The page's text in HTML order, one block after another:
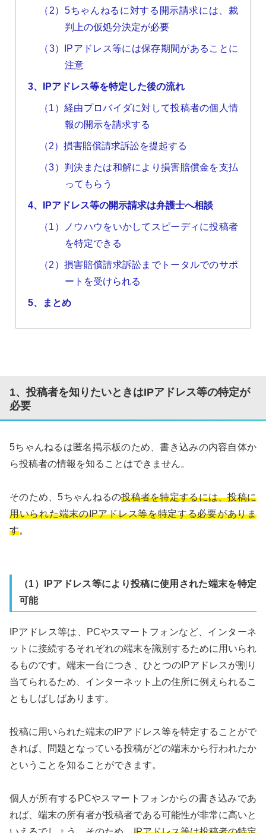
（2）5ちゃんねるに対する開示請求には、裁
判上の仮処分決定が必要
（3）IPアドレス等には保存期間があることに
注意
3、IPアドレス等を特定した後の流れ
（1）経由プロバイダに対して投稿者の個人情
報の開示を請求する
（2）損害賠償請求訴訟を提起する
（3）判決または和解により損害賠償金を支払
ってもらう
4、IPアドレス等の開示請求は弁護士へ相談
（1）ノウハウをいかしてスピーディに投稿者
を特定できる
（2）損害賠償請求訴訟までトータルでのサポ
ートを受けられる
5、まとめ
1、投稿者を知りたいときはIPアドレス等の特定が
必要
5ちゃんねるは匿名掲示板のため、書き込みの内容自体か
ら投稿者の情報を知ることはできません。
そのため、5ちゃんねるの投稿者を特定するには、投稿に
用いられた端末のIPアドレス等を特定する必要がありま
す。
（1）IPアドレス等により投稿に使用された端末を特定
可能
IPアドレス等は、PCやスマートフォンなど、インターネ
ットに接続するそれぞれの端末を識別するために用いられ
るものです。端末一台につき、ひとつのIPアドレスが割り
当てられるため、インターネット上の住所に例えられるこ
ともしばしばあります。
投稿に用いられた端末のIPアドレス等を特定することがで
きれば、問題となっている投稿がどの端末から行われたか
ということを知ることができます。
個人が所有するPCやスマートフォンからの書き込みであ
れば、端末の所有者が投稿者である可能性が非常に高いと